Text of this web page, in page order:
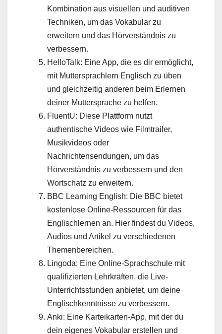
Kombination aus visuellen und auditiven
Techniken, um das Vokabular zu
erweitern und das Hörverständnis zu
verbessern.
HelloTalk: Eine App, die es dir ermöglicht,
mit Muttersprachlern Englisch zu üben
und gleichzeitig anderen beim Erlernen
deiner Muttersprache zu helfen.
FluentU: Diese Plattform nutzt
authentische Videos wie Filmtrailer,
Musikvideos oder
Nachrichtensendungen, um das
Hörverständnis zu verbessern und den
Wortschatz zu erweitern.
BBC Learning English: Die BBC bietet
kostenlose Online-Ressourcen für das
Englischlernen an. Hier findest du Videos,
Audios und Artikel zu verschiedenen
Themenbereichen.
Lingoda: Eine Online-Sprachschule mit
qualifizierten Lehrkräften, die Live-
Unterrichtsstunden anbietet, um deine
Englischkenntnisse zu verbessern.
Anki: Eine Karteikarten-App, mit der du
dein eigenes Vokabular erstellen und